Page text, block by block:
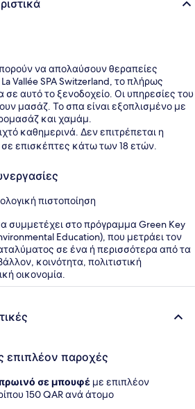
να απολαύσουν θεραπείες
Vallée SPA Switzerland, το πλήρως
αυτό το ξενοδοχείο. Οι υπηρεσίες του
μασάζ. Το σπα είναι εξοπλισμένο με
και χαμάμ.
καθημερινά. Δεν επιτρέπεται η
επισκέπτες κάτω των 18 ετών.
πιστοποίηση
συμμετέχει στο πρόγραμμα Green Key
Education), που μετράει τον
σε ένα ή περισσότερα από τα
κοινότητα, πολιτιστική
οικονομία.
επιπλέον παροχές
σε μπουφέ με επιπλέον
150 QAR ανά άτομο